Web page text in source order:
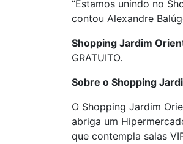
“Estamos unindo no
contou Alexandre
Shopping Jardim
GRATUITO.
Sobre o Shopping
O Shopping Jardim
abriga um
que contempla salas